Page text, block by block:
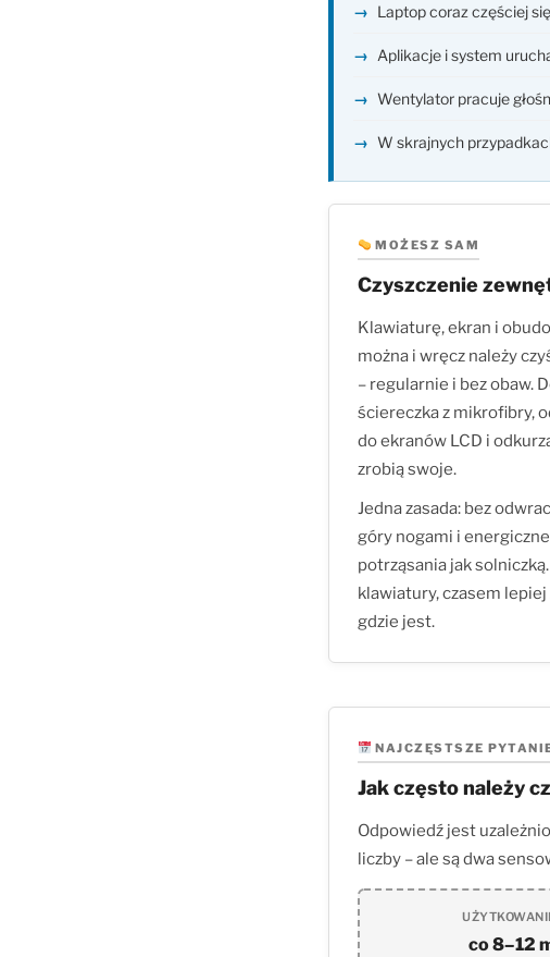
Laptop coraz częściej
Aplikacje i system
Wentylator pracuje
W skrajnych
MOŻESZ SAM
Czyszczenie
Klawiaturę, ekran i
można i wręcz należy
– regularnie i bez obaw.
ściereczka z mikrofibry,
do ekranów LCD i
zrobią swoje.
Jedna zasada: bez
góry nogami i
potrząsania jak
klawiatury, czasem
gdzie jest.
NAJCZĘSTSZE
Jak często należy
Odpowiedź jest
liczby – ale są dwa
co 8–12